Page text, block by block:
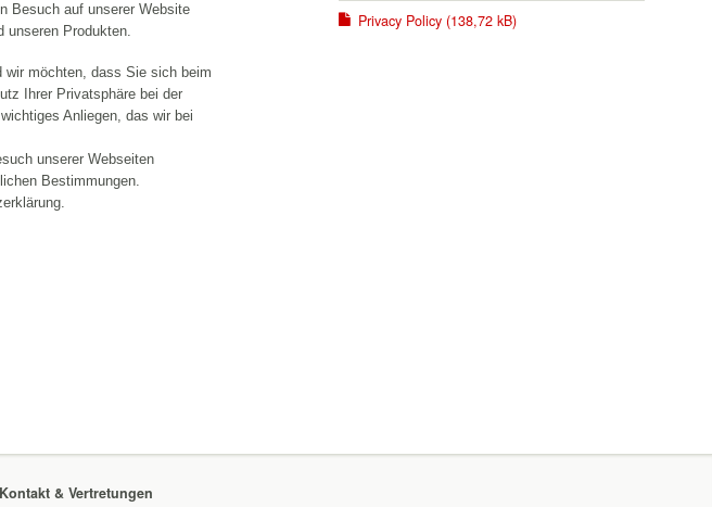
Besuch auf unserer Website
unseren Produkten.
wir möchten, dass Sie sich beim
Ihrer Privatsphäre bei der
Anliegen, das wir bei
unserer Webseiten
Bestimmungen.
Privacy Policy (138,72 kB)
Kontakt & Vertretungen